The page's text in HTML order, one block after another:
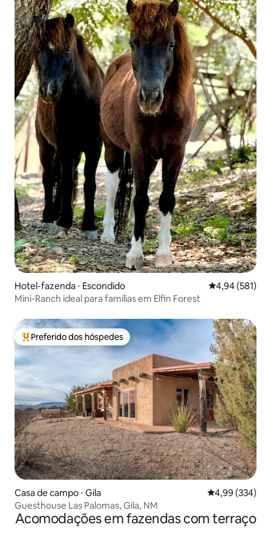
Hotel-fazenda ⋅ Escondido 4,94 de uma
4,94 (581)
Mini-Ranch ideal para famílias em Elfin Forest
Entre os melhores preferidos dos hóspedes
Preferido dos hóspedes
Casa de campo ⋅ Gila 4,99 de uma
4,99 (334)
Guesthouse Las Palomas, Gila, NM
Acomodações em fazendas com terraço